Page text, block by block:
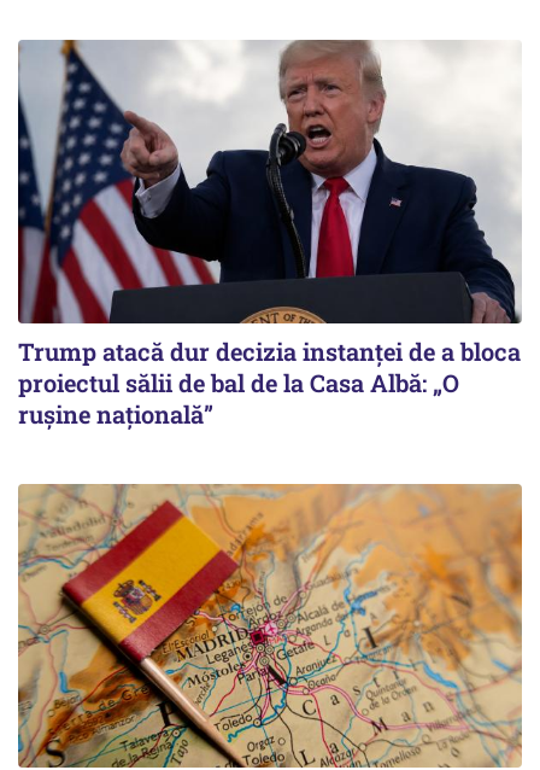
Trump atacă dur decizia instanţei de a bloca
proiectul sălii de bal de la Casa Albă: „O
ruşine naţională”